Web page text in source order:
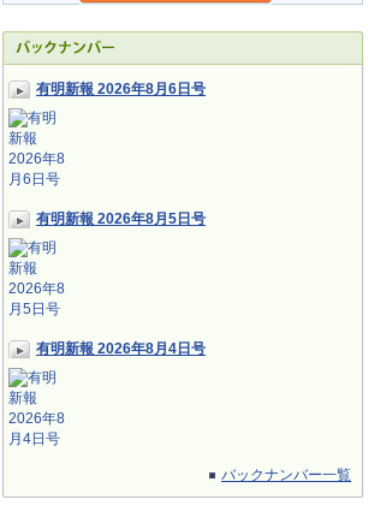
有明新報 2026年8月6日号
有明新報 2026年8月5日号
有明新報 2026年8月4日号
バックナンバー一覧